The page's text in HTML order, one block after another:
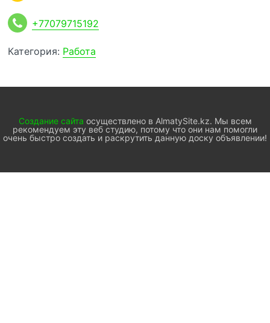
+77079715192
Категория: Работа
Создание сайта осуществлено в AlmatySite.kz. Мы всем
рекомендуем эту веб студию, потому что они нам помогли
очень быстро создать и раскрутить данную доску объявлении!